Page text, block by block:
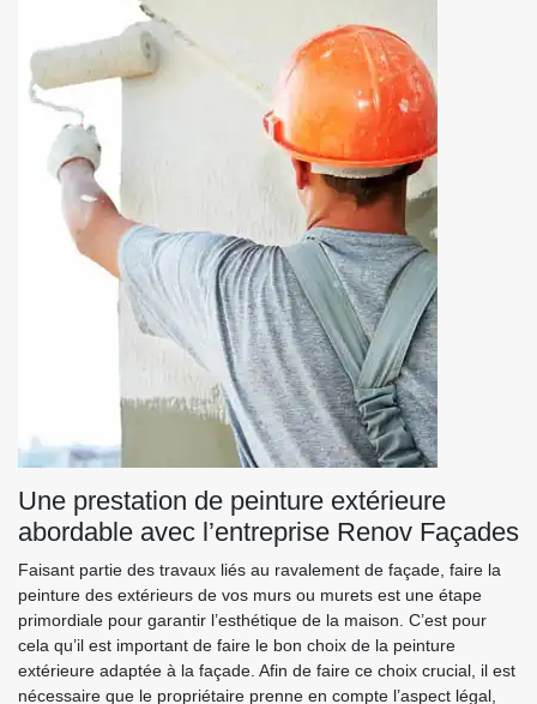
Une prestation de peinture extérieure
abordable avec l’entreprise Renov Façades
Faisant partie des travaux liés au ravalement de façade, faire la
peinture des extérieurs de vos murs ou murets est une étape
primordiale pour garantir l’esthétique de la maison. C’est pour
cela qu’il est important de faire le bon choix de la peinture
extérieure adaptée à la façade. Afin de faire ce choix crucial, il est
nécessaire que le propriétaire prenne en compte l’aspect légal,